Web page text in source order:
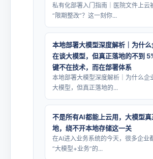
私有化部署入门指南｜医院文件上云
“限期整改”？这一刻你...
本地部署大模型深度解析｜为什
在谈大模型，但真正落地的不到
键不在技术，而在部署体系
本地部署大模型深度解析｜为什么企
大模型，但真正落地的...
不是所有AI都能上云用，大模型真
地，绕不开本地存储这一关
在AI进入业务系统的今天，很多企业
“大模型+业务”的...